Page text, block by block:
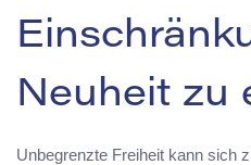
Neuheit zu
Unbegrenzte Freiheit kann sich